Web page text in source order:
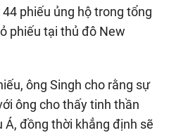
phiếu ủng hộ trong tổng
phiếu tại thủ đô New
ông Singh cho rằng sự
ông cho thấy tinh thần
đồng thời khẳng định sẽ